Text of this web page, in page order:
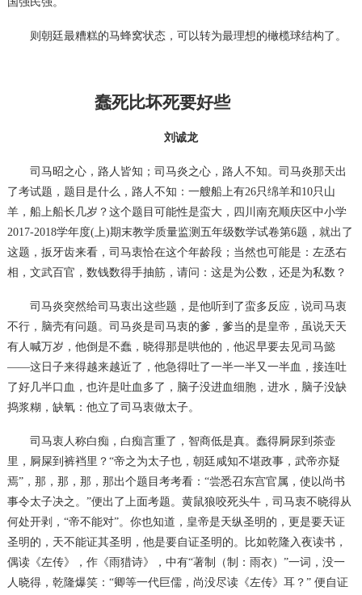
则朝廷最糟糕的马蜂窝状态，可以转为最理想的橄榄球结构了。
蠢死比坏死要好些
刘诚龙
司马昭之心，路人皆知；司马炎之心，路人不知。司马炎那天出
了考试题，题目是什么，路人不知：一艘船上有26只绵羊和10只山
羊，船上船长几岁？这个题目可能性是蛮大，四川南充顺庆区中小学
2017-2018学年度(上)期末教学质量监测五年级数学试卷第6题，就出了
这题，扳牙齿来看，司马衷恰在这个年龄段；当然也可能是：左丞右
相，文武百官，数钱数得手抽筋，请问：这是为公数，还是为私数？
司马炎突然给司马衷出这些题，是他听到了蛮多反应，说司马衷
不行，脑壳有问题。司马炎是司马衷的爹，爹当的是皇帝，虽说天天
有人喊万岁，他倒是不蠢，晓得那是哄他的，他迟早要去见司马懿
——这日子来得越来越近了，他急得吐了一半一半又一半血，接连吐
了好几半口血，也许是吐血多了，脑子没进血细胞，进水，脑子没缺
捣浆糊，缺氧：他立了司马衷做太子。
司马衷人称白痴，白痴言重了，智商低是真。蠢得屙尿到茶壶
里，屙屎到裤裆里？ “帝之为太子也，朝廷咸知不堪政事，武帝亦疑
焉”，那，那，那，那出个题目考考看：“尝悉召东宫官属，使以尚书
事令太子决之。”便出了上面考题。黄鼠狼咬死头牛，司马衷不晓得从
何处开剥，“帝不能对”。你也知道，皇帝是天纵圣明的，更是要天证
圣明的，天不能证其圣明，他是要自证圣明的。比如乾隆入夜读书，
偶读《左传》，作《雨猎诗》，中有“著制（制：雨衣）”一词，没一
人晓得，乾隆爆笑：“卿等一代巨儒，尚没尽读《左传》耳？” 便自证